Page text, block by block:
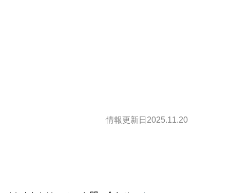
情報更新日2025.11.20